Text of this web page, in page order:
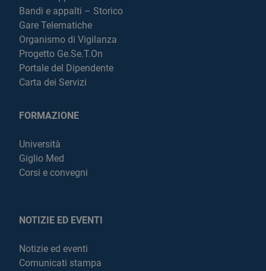
Bandi e appalti – Storico
Gare Telematiche
Organismo di Vigilanza
Progetto Ge.Se.T.On
Portale del Dipendente
Carta dei Servizi
FORMAZIONE
Università
Giglio Med
Corsi e convegni
NOTIZIE ED EVENTI
Notizie ed eventi
Comunicati stampa